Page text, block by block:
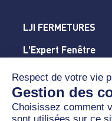
LJI FERMETURES
L'Expert Fenêtre
1 rue de la Fraternité
92700 COLOMBES
01 47 86 26 06